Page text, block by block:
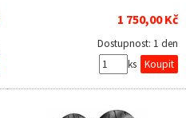
1 750,00 Kč
Dostupnost: 1 den
ks